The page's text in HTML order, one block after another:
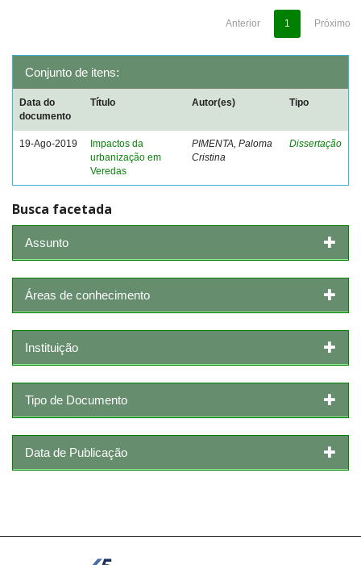
Anterior 1 Próximo
Conjunto de itens:
Data do
documento
Título Autor(es) Tipo
19-Ago-2019
Impactos da
urbanização em
Veredas
PIMENTA, Paloma
Cristina
Dissertação
Busca facetada
Assunto
Áreas de conhecimento
Instituição
Tipo de Documento
Data de Publicação